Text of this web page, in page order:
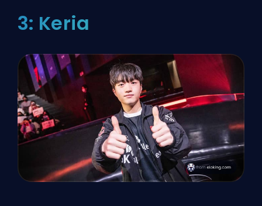
3: Keria